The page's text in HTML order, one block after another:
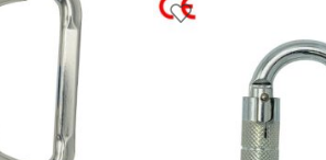
ДОДАТИ В КОШИК